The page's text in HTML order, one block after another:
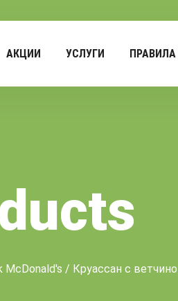
АКЦИИ УСЛУГИ ПРАВИЛА
McDonald's / Круассан с